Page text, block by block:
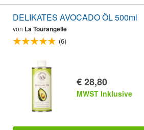
DELIKATES AVOCADO ÖL 500ml
von La Tourangelle
(6)
€ 28,80
MWST Inklusive